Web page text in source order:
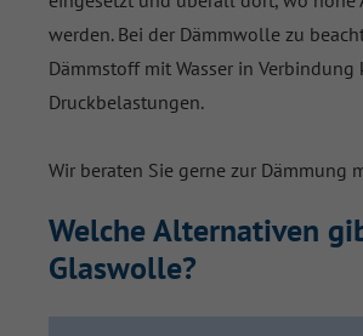
werden. Bei der Dämmwolle zu
Dämmstoff mit Wasser in
Druckbelastungen.
Wir beraten Sie gerne zur
Welche Alternativen
Glaswolle?